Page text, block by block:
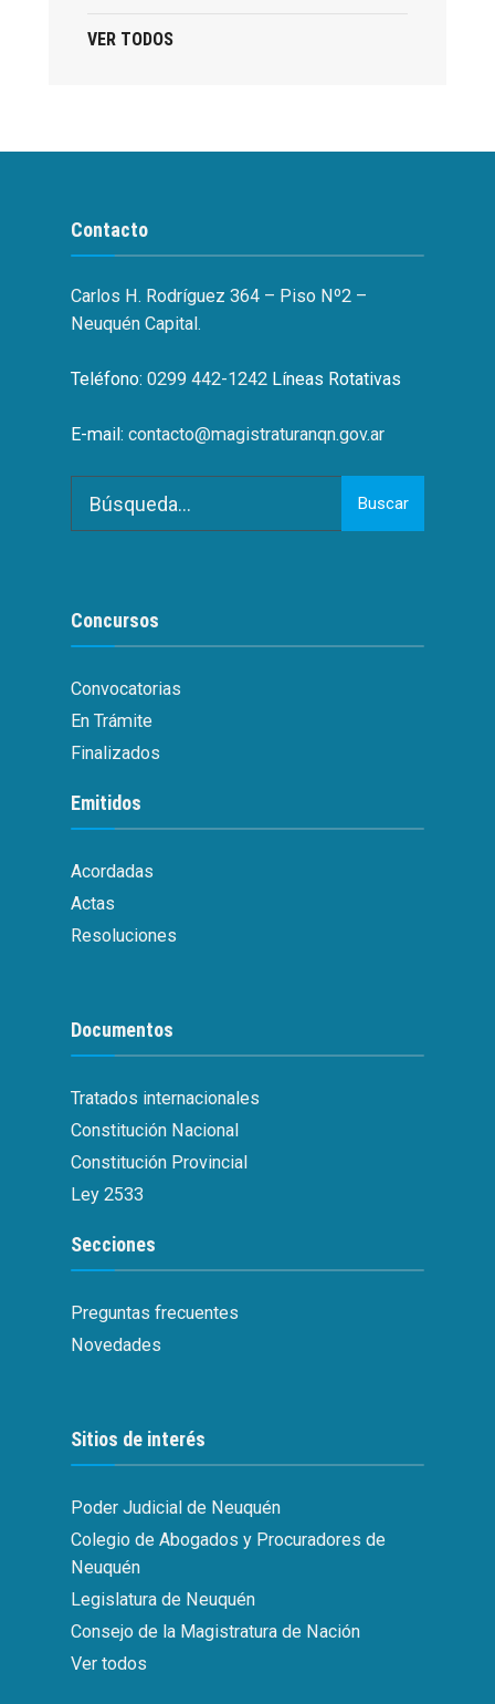
VER TODOS
Contacto
Carlos H. Rodríguez 364 – Piso Nº2 –
Neuquén Capital.
Teléfono: 0299 442-1242 Líneas Rotativas
E-mail: contacto@magistraturanqn.gov.ar
for:
Buscar
Concursos
Convocatorias
En Trámite
Finalizados
Emitidos
Acordadas
Actas
Resoluciones
Documentos
Tratados internacionales
Constitución Nacional
Constitución Provincial
Ley 2533
Secciones
Preguntas frecuentes
Novedades
Sitios de interés
Poder Judicial de Neuquén
Colegio de Abogados y Procuradores de
Neuquén
Legislatura de Neuquén
Consejo de la Magistratura de Nación
Ver todos